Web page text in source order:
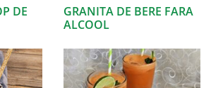
DE
GRANITA DE BERE FARA
ALCOOL